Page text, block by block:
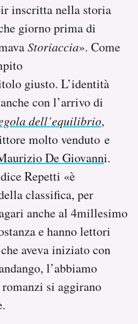
inscritta nella storia
giorno prima di
Storiaccia». Come
giusto. L’identità
con l’arrivo di
dell’equilibrio,
molto venduto e
De Giovanni.
Repetti «è
classifica, per
anche al 4millesimo
e hanno lettori
aveva iniziato con
l’abbiamo
si aggirano